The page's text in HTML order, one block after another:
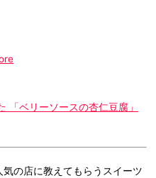
「ベリーソースの杏仁豆腐」
の店に教えてもらうスイーツ